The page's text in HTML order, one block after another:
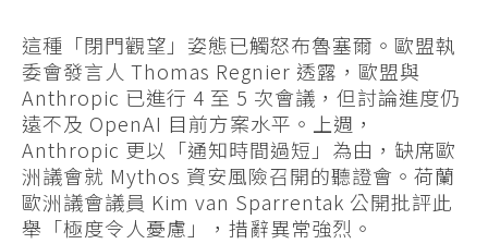
這種「閉門觀望」姿態已觸怒布魯塞爾。歐盟執
委會發言人 Thomas Regnier 透露，歐盟與
Anthropic 已進行 4 至 5 次會議，但討論進度仍
遠不及 OpenAI 目前方案水平。上週，
Anthropic 更以「通知時間過短」為由，缺席歐
洲議會就 Mythos 資安風險召開的聽證會。荷蘭
歐洲議會議員 Kim van Sparrentak 公開批評此
舉「極度令人憂慮」，措辭異常強烈。